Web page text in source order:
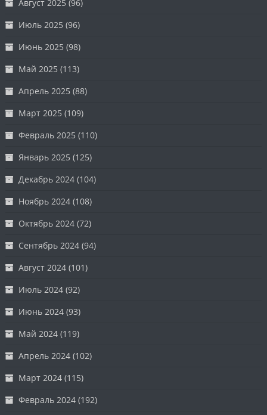
Август 2025 (96)
Июль 2025 (96)
Июнь 2025 (98)
Май 2025 (113)
Апрель 2025 (88)
Март 2025 (109)
Февраль 2025 (110)
Январь 2025 (125)
Декабрь 2024 (104)
Ноябрь 2024 (108)
Октябрь 2024 (72)
Сентябрь 2024 (94)
Август 2024 (101)
Июль 2024 (92)
Июнь 2024 (93)
Май 2024 (119)
Апрель 2024 (102)
Март 2024 (115)
Февраль 2024 (192)